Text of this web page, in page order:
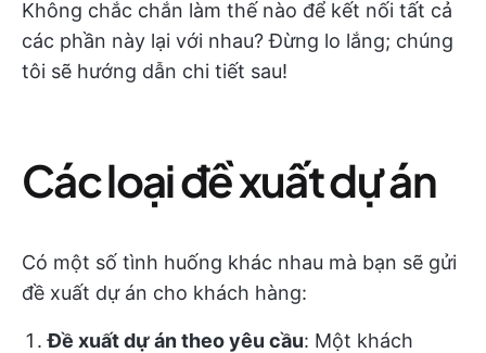
Không chắc chắn làm thế nào để kết nối tất cả
các phần này lại với nhau? Đừng lo lắng; chúng
tôi sẽ hướng dẫn chi tiết sau!
Các loại đề xuất dự án
Có một số tình huống khác nhau mà bạn sẽ gửi
đề xuất dự án cho khách hàng:
Đề xuất dự án theo yêu cầu: Một khách